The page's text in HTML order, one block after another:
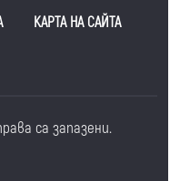
КАРТА НА САЙТА
са запазени.